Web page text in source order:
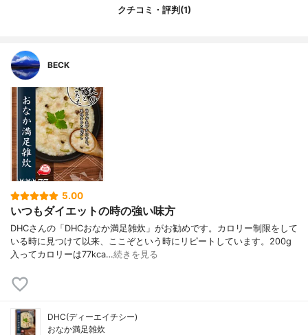
クチコミ・評判(1)
BECK
5.00
いつもダイエットの時の強い味方
DHCさんの「DHCおなか満足雑炊」がお勧めです。カロリー制限をして
いる時に見つけて以来、ここぞという時にリピートしています。200g
入ってカロリーは77kca…続きを見る
DHC(ディーエイチシー)
おなか満足雑炊